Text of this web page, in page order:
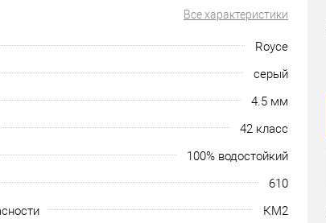
Все характеристики
Royce
серый
4.5 мм
42 класс
100% водостойкий
610
КМ2